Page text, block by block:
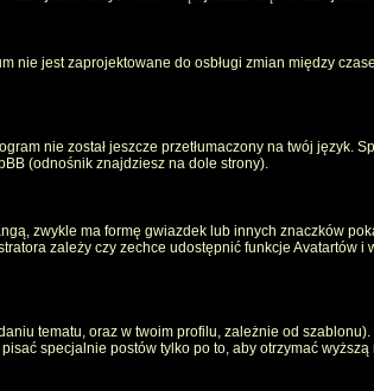
jest zaprojektowane do osbługi zmian między
nie został jeszcze przetłumaczony na twój język.
(odnośnik znajdziesz na dole strony).
zwykle ma formę gwiazdek lub innych znaczków
zależy czy zechce udostępnić funkcje Avatartów
tematu, oraz w twoim profilu, zależnie od
specjalnie postów tylko po to, aby otrzymać